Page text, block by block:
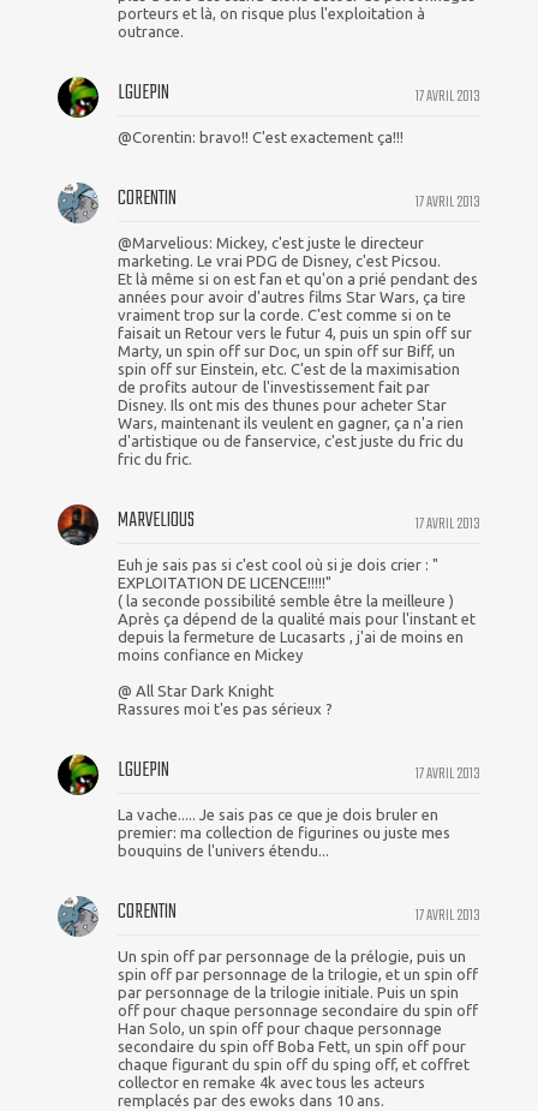
porteurs et là, on risque plus l'exploitation à
outrance.
17 AVRIL 2013
LGUEPIN
@Corentin: bravo!! C'est exactement ça!!!
17 AVRIL 2013
CORENTIN
@Marvelious: Mickey, c'est juste le directeur
marketing. Le vrai PDG de Disney, c'est Picsou.
Et là même si on est fan et qu'on a prié pendant des
années pour avoir d'autres films Star Wars, ça tire
vraiment trop sur la corde. C'est comme si on te
faisait un Retour vers le futur 4, puis un spin off sur
Marty, un spin off sur Doc, un spin off sur Biff, un
spin off sur Einstein, etc. C'est de la maximisation
de profits autour de l'investissement fait par
Disney. Ils ont mis des thunes pour acheter Star
Wars, maintenant ils veulent en gagner, ça n'a rien
d'artistique ou de fanservice, c'est juste du fric du
fric du fric.
17 AVRIL 2013
MARVELIOUS
Euh je sais pas si c'est cool où si je dois crier : "
EXPLOITATION DE LICENCE!!!!!"
( la seconde possibilité semble être la meilleure )
Après ça dépend de la qualité mais pour l'instant et
depuis la fermeture de Lucasarts , j'ai de moins en
moins confiance en Mickey
@ All Star Dark Knight
Rassures moi t'es pas sérieux ?
17 AVRIL 2013
LGUEPIN
La vache..... Je sais pas ce que je dois bruler en
premier: ma collection de figurines ou juste mes
bouquins de l'univers étendu...
17 AVRIL 2013
CORENTIN
Un spin off par personnage de la prélogie, puis un
spin off par personnage de la trilogie, et un spin off
par personnage de la trilogie initiale. Puis un spin
off pour chaque personnage secondaire du spin off
Han Solo, un spin off pour chaque personnage
secondaire du spin off Boba Fett, un spin off pour
chaque figurant du spin off du sping off, et coffret
collector en remake 4k avec tous les acteurs
remplacés par des ewoks dans 10 ans.